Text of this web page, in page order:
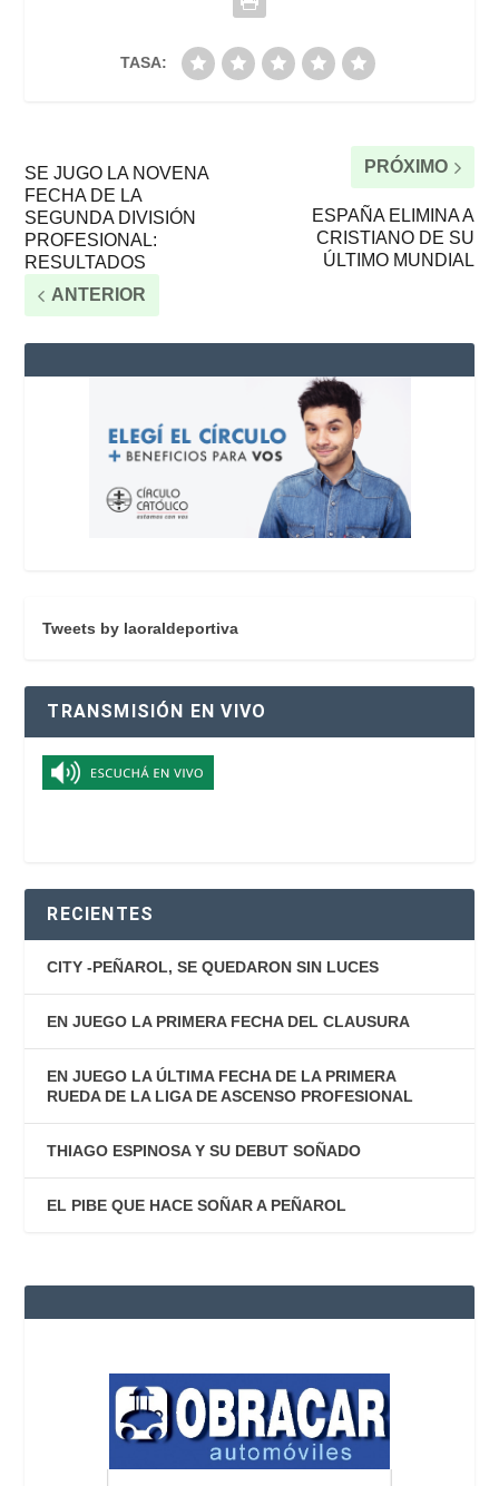
TASA:
SE JUGO LA NOVENA
FECHA DE LA
SEGUNDA DIVISIÓN
PROFESIONAL:
RESULTADOS
ANTERIOR
PRÓXIMO
ESPAÑA ELIMINA A
CRISTIANO DE SU
ÚLTIMO MUNDIAL
Tweets by laoraldeportiva
TRANSMISIÓN EN VIVO
RECIENTES
CITY -PEÑAROL, SE QUEDARON SIN LUCES
EN JUEGO LA PRIMERA FECHA DEL CLAUSURA
EN JUEGO LA ÚLTIMA FECHA DE LA PRIMERA
RUEDA DE LA LIGA DE ASCENSO PROFESIONAL
THIAGO ESPINOSA Y SU DEBUT SOÑADO
EL PIBE QUE HACE SOÑAR A PEÑAROL